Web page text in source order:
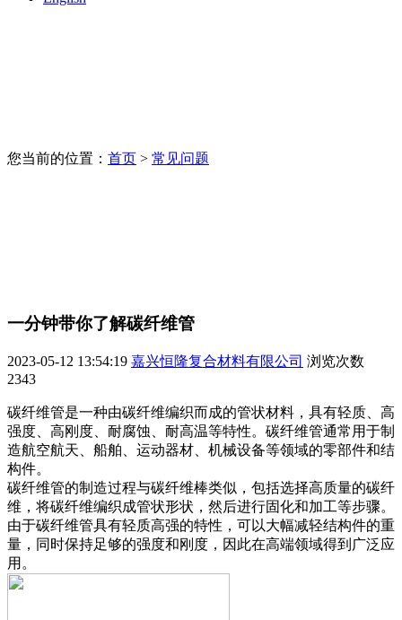
您当前的位置： 首页 > 常见问题
一分钟带你了解碳纤维管
2023-05-12 13:54:19 嘉兴恒隆复合材料有限公司 浏览次数
2343
碳纤维管是一种由碳纤维编织而成的管状材料，具有轻质、高
强度、高刚度、耐腐蚀、耐高温等特性。碳纤维管通常用于制
造航空航天、船舶、运动器材、机械设备等领域的零部件和结
构件。
碳纤维管的制造过程与碳纤维棒类似，包括选择高质量的碳纤
维，将碳纤维编织成管状形状，然后进行固化和加工等步骤。
由于碳纤维管具有轻质高强的特性，可以大幅减轻结构件的重
量，同时保持足够的强度和刚度，因此在高端领域得到广泛应
用。